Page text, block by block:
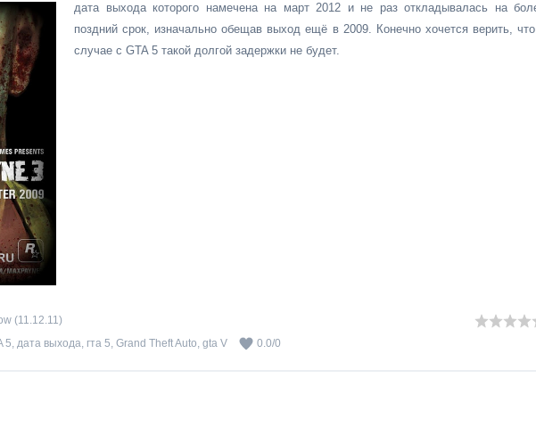
дата выхода которого намечена на март 2012 и не раз откладывалась на
поздний срок, изначально обещав выход ещё в 2009. Конечно хочется верить,
случае с GTA 5 такой долгой задержки не будет.
(11.12.11)
5, дата выхода, гта 5, Grand Theft Auto, gta V 0.0/0